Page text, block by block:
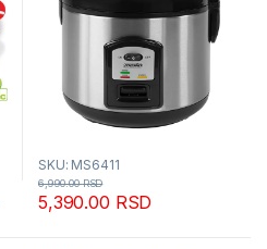
SKU: MS6411
5,390.00 RSD
6,990.00RSD